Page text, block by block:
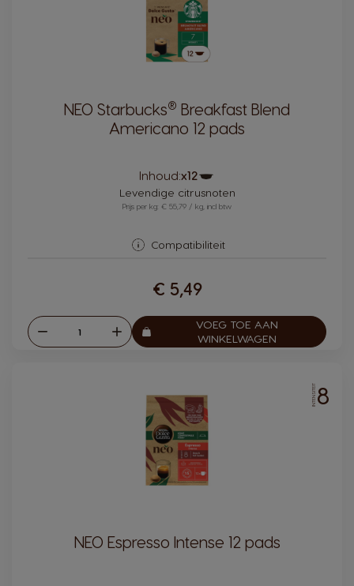
NEO Starbucks® Breakfast Blend
Americano 12 pads
Inhoud:x12
capsule
Levendige citrusnoten
Prijs per kg: € 55,79 / kg, incl btw
Compatibiliteit
€ 5,49
Verlagen Verhogen
VOEG TOE AAN
WINKELWAGEN
INTENSITEIT8
NEO Espresso Intense 12 pads